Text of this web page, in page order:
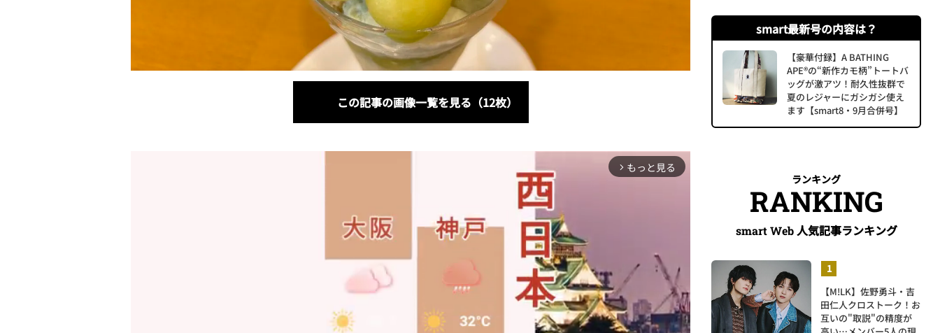
この記事の画像一覧を見る（12枚）
arrow_forward_ios もっと見る
smart最新号の内容は？
【豪華付録】A BATHING
APE®の“新作カモ柄”トートバ
ッグが激アツ！耐久性抜群で
夏のレジャーにガシガシ使え
ます【smart8・9月合併号】
ランキング
RANKING
smart Web人気記事ランキング
【M!LK】佐野勇斗・吉
田仁人クロストーク！お
互いの"取説"の精度が